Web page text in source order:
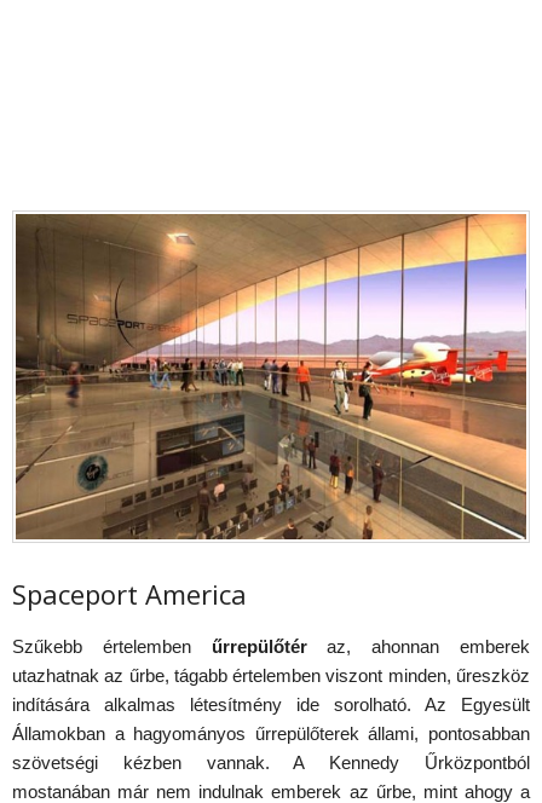
Spaceport America
Szűkebb értelemben űrrepülőtéraz, ahonnan emberek
utazhatnak az űrbe, tágabb értelemben viszont minden, űreszköz
indítására alkalmas létesítmény ide sorolható. Az Egyesült
Államokban a hagyományos űrrepülőterek állami, pontosabban
szövetségi kézben vannak. A Kennedy Űrközpontból
mostanában már nem indulnak emberek az űrbe, mint ahogy a